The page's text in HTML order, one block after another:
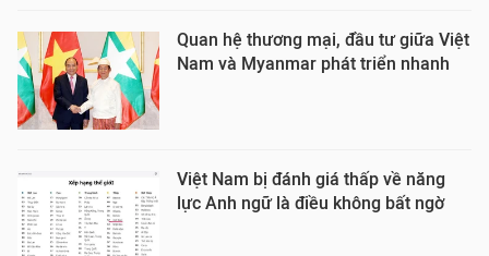
Quan hệ thương mại, đầu tư giữa Việt
Nam và Myanmar phát triển nhanh
Việt Nam bị đánh giá thấp về năng
lực Anh ngữ là điều không bất ngờ